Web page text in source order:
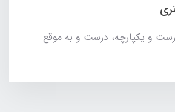
و یکپارچه، درست و به موقع